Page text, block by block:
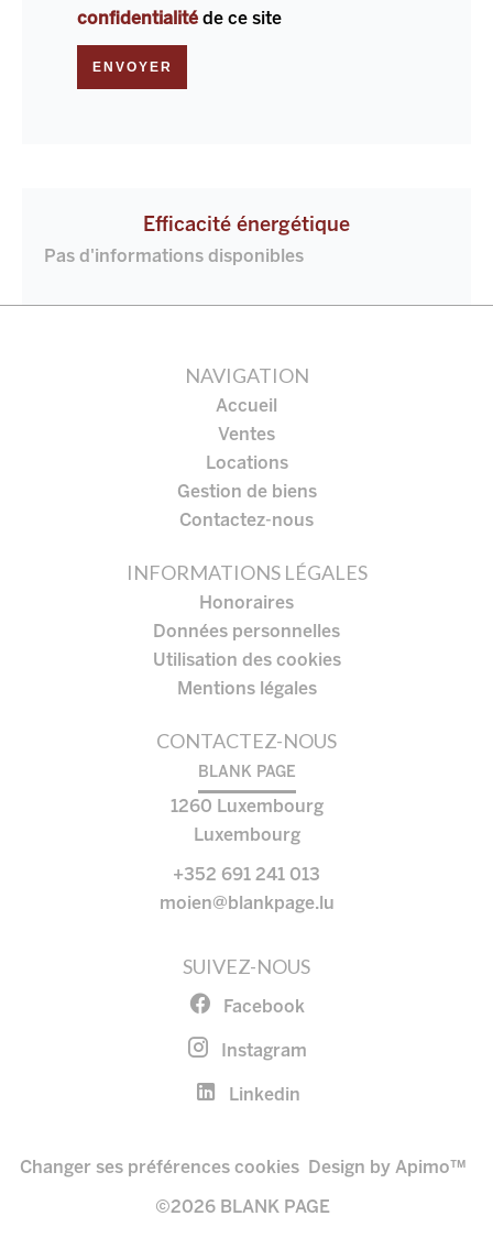
confidentialité de ce site
ENVOYER
Efficacité énergétique
Pas d'informations disponibles
NAVIGATION
Accueil
Ventes
Locations
Gestion de biens
Contactez-nous
INFORMATIONS LÉGALES
Honoraires
Données personnelles
Utilisation des cookies
Mentions légales
CONTACTEZ-NOUS
BLANK PAGE
1260 Luxembourg
Luxembourg
+352 691 241 013
moien@blankpage.lu
SUIVEZ-NOUS
Facebook
Instagram
Linkedin
Changer ses préférences cookies Design by Apimo™
©2026 BLANK PAGE